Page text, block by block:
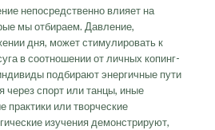
непосредственно влияет на
мы отбираем. Давление,
дня, может стимулировать к
в соотношении от личных копинг-
подбирают энергичные пути
через спорт или танцы, иные
практики или творческие
изучения демонстрируют,